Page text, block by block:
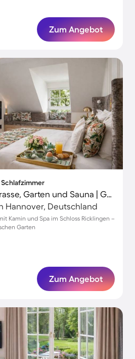
Zum Angebot
Schlafzimmer
Aparthotel mit Terrasse, Garten und Sauna | Gartenblick | Perfekt für die Arbeit von Zuhause
Hannover, Deutschland
Kamin und Spa im Schloss Ricklingen –
Garten
Zum Angebot